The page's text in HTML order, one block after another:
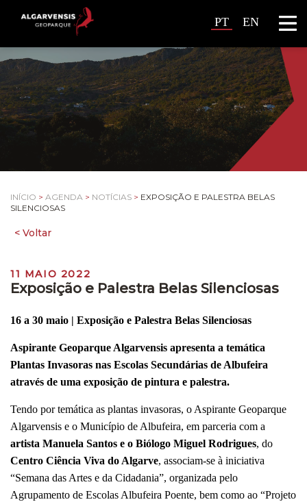
PT EN
INÍCIO > AGENDA > NOTÍCIAS > EXPOSIÇÃO E PALESTRA BELAS
SILENCIOSAS
11 MAIO 2022
Exposição e Palestra Belas Silenciosas
16 a 30 maio | Exposição e Palestra Belas Silenciosas
Aspirante Geoparque Algarvensis apresenta a temática
Plantas Invasoras nas Escolas Secundárias de Albufeira
através de uma exposição de pintura e palestra.
Tendo por temática as plantas invasoras, o Aspirante Geoparque
Algarvensis e o Município de Albufeira, em parceria com a
artista Manuela Santos e o Biólogo Miguel Rodrigues, do
Centro Ciência Viva do Algarve, associam-se à iniciativa
“Semana das Artes e da Cidadania”, organizada pelo
Agrupamento de Escolas Albufeira Poente, bem como ao “Projeto